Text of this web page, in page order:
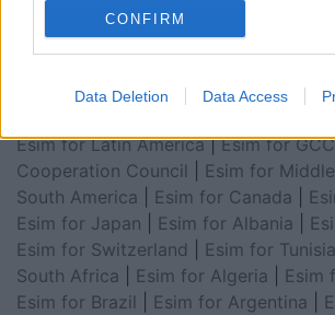
CONFIRM
Data Deletion Data Access
|Esim for Germany
for Asia|Esim for World Cup 2026
Emirates|Esim for Balkans|Esim for
Esim for Latin America|Esim for
Cooperation Council
Esim for
South America
Esim for Canada
Esim for Japan
Esim for Albania
Esim for Switzerland
Esim for Tunisia
South Africa
Esim for Algeria Esim
Esim for Brazil
Esim for Argentina